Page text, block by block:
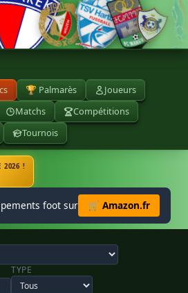
🏆 Palmarès
Joueurs
Matchs
Compétitions
Tournois
2026 !
foot sur 🛒 Amazon.fr
TYPE